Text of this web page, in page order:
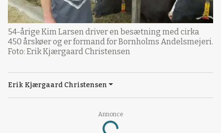
Annonce
Loading...
54-årige Kim Larsen driver en besætning med cirka
450 årskøer og er formand for Bornholms Andelsmejeri.
Foto: Erik Kjærgaard Christensen
Erik Kjærgaard Christensen